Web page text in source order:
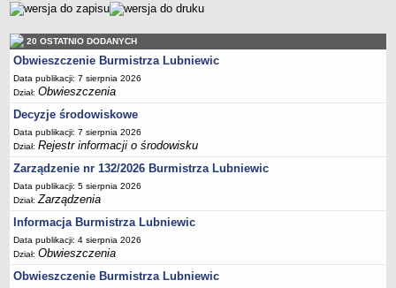
Plan pracy Rady Miejskiej
Terminy posiedzeń Rady
Głosowania
Protokoły z posiedzeń Rady Miejskiej
Składy Komisji
Terminy posiedzeń Komisji
Plan pracy Komisji Rewizyjnej
Plan pracy pozostałych Komisji
Oświadczenia majątkowe
Interpelacje radnych wraz z odpowiedziami
Zapytania radnych wraz z odpowiedziami
Apele
JEDNOSTKI ORGANIZACYJNE
20 OSTATNIO DODANYCH
Obwieszczenie Burmistrza Lubniewic
Data publikacji: 7 sierpnia 2026
Dział:Obwieszczenia
Decyzje środowiskowe
Data publikacji: 7 sierpnia 2026
Dział:Rejestr informacji o środowisku
Zarządzenie nr 132/2026 Burmistrza Lubniewic
Data publikacji: 5 sierpnia 2026
Dział:Zarządzenia
Informacja Burmistrza Lubniewic
Data publikacji: 4 sierpnia 2026
Dział:Obwieszczenia
Obwieszczenie Burmistrza Lubniewic